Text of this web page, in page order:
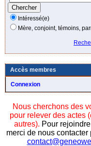
Intéressé(e)
Mère, conjoint, témoins,
Accès membres
Connexion
Nous cherchons des
pour relever des actes
autres). Pour
merci de nous contacter